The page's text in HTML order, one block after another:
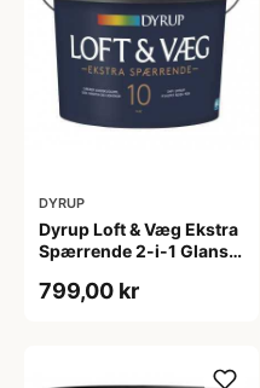
DYRUP
Dyrup Loft & Væg Ekstra
Spærrende 2-i-1 Glans
799,00 kr